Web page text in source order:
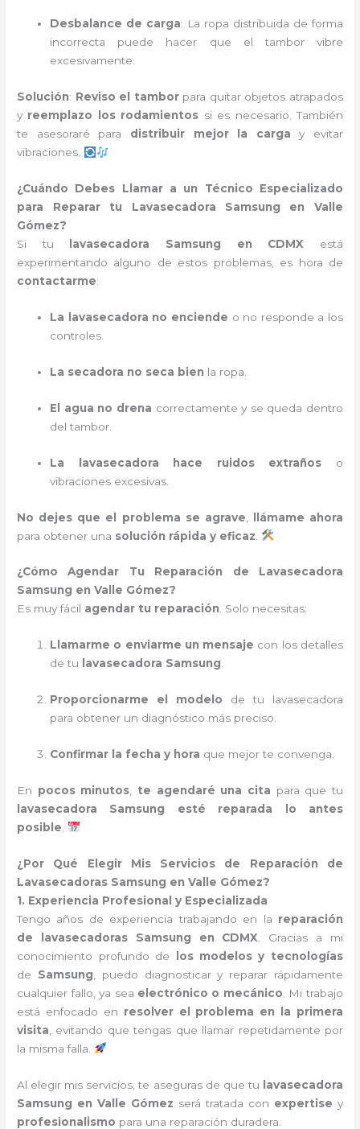
Desbalance de carga: La ropa distribuida de forma
incorrecta puede hacer que el tambor vibre
excesivamente.
Solución: Reviso el tamborpara quitar objetos atrapados
y reemplazo los rodamientos si es necesario. También
te asesoraré para distribuir mejor la carga y evitar
vibraciones.
¿Cuándo Debes Llamar a un Técnico Especializado
para Reparar tu Lavasecadora Samsung en Valle
Gómez?
Si tu
lavasecadora Samsung en CDMX está
experimentando alguno de estos problemas, es hora de
contactarme:
La lavasecadora no enciende o no responde a los
controles.
La secadora no seca bien la ropa.
El agua no drena correctamente y se queda dentro
del tambor.
La lavasecadora hace ruidos extraños o
vibraciones excesivas.
No dejes que el problema se agrave
llámame ahora
para obtener una solución rápida y eficaz
¿Cómo Agendar Tu Reparación de Lavasecadora
Samsung en Valle Gómez?
Es muy fácil agendar tu reparación. Solo necesitas:
Llamarme o enviarme un mensaje con los detalles
de tu
lavasecadora Samsung.
Proporcionarme el modelo de tu lavasecadora
para obtener un diagnóstico más preciso.
Confirmar la fecha y hora que mejor te convenga.
En pocos minutos te agendaré una cita para que tu
lavasecadora Samsung esté reparada lo antes
posible
¿Por Qué Elegir Mis Servicios de Reparación de
Lavasecadoras Samsung en Valle Gómez?
1. Experiencia Profesional y Especializada
Tengo años de experiencia trabajando en la reparación
de lavasecadoras Samsung en CDMX . Gracias a mi
conocimiento profundo de
los modelos y tecnologías
de Samsung , puedo diagnosticar y reparar rápidamente
cualquier fallo, ya sea electrónico o mecánico . Mi trabajo
está enfocado en resolver el problema en la primera
visita , evitando que tengas que llamar repetidamente por
la misma falla.
Al elegir mis servicios, te aseguras de que tu
lavasecadora
Samsung en Valle Gómez será tratada con expertise y
profesionalismo para una reparación duradera.